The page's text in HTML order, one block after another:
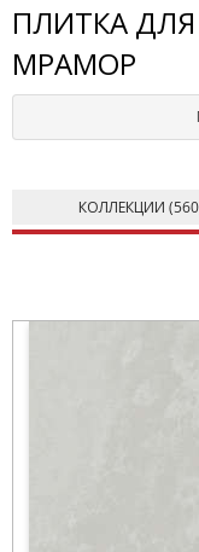
ПЛИТКА
МРАМОР
КОЛЛЕКЦИИ (560